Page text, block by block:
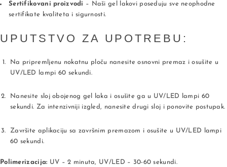
Sertifikovani proizvodi – Naši gel lakovi poseduju sve neophodne
sertifikate kvaliteta i sigurnosti.
UPUTSTVO ZA UPOTREBU:
Na pripremljenu nokatnu ploču nanesite osnovni premaz i osušite u
UV/LED lampi 60 sekundi.
Nanesite sloj obojenog gel laka i osušite ga u UV/LED lampi 60
sekundi. Za intenzivniji izgled, nanesite drugi sloj i ponovite postupak.
Završite aplikaciju sa završnim premazom i osušite u UV/LED lampi
60 sekundi.
Polimerizacija: UV – 2 minuta, UV/LED – 30-60 sekundi.